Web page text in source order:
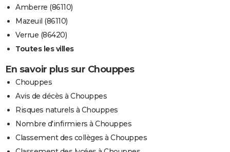
Amberre (86110)
Mazeuil (86110)
Verrue (86420)
Toutes les villes
En savoir plus sur Chouppes
Chouppes
Avis de décès à Chouppes
Risques naturels à Chouppes
Nombre d'infirmiers à Chouppes
Classement des collèges à Chouppes